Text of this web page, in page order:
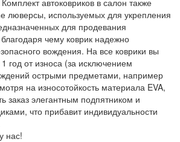
люверсы, используемых для укрепления
для продевания
чему коврик надежно
вождения. На все коврики вы
год от износа (за исключением
острыми предметами, например
на износотойкость материала EVA,
заказ элегантным подпятником и
что прибавит индивидуальности
нас!